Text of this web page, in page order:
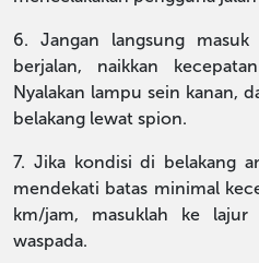
6. Jangan langsung
berjalan, naikkan
Nyalakan lampu sein kanan,
belakang lewat spion.
7. Jika kondisi di belakang
mendekati batas minimal
km/jam, masuklah ke
waspada.